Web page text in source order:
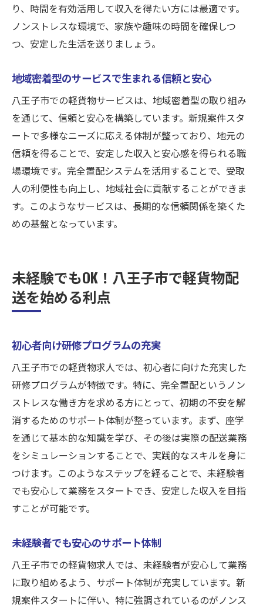
り、時間を有効活用して収入を得たい方には最適です。
ノンストレスな環境で、家族や趣味の時間を確保しつ
つ、安定した生活を送りましょう。
地域密着型のサービスで生まれる信頼と安心
八王子市での軽貨物サービスは、地域密着型の取り組み
を通じて、信頼と安心を構築しています。新規案件スタ
ートで多様なニーズに応える体制が整っており、地元の
信頼を得ることで、安定した収入と安心感を得られる職
場環境です。完全置配システムを活用することで、受取
人の利便性も向上し、地域社会に貢献することができま
す。このようなサービスは、長期的な信頼関係を築くた
めの基盤となっています。
未経験でもOK！八王子市で軽貨物配
送を始める利点
初心者向け研修プログラムの充実
八王子市での軽貨物求人では、初心者に向けた充実した
研修プログラムが特徴です。特に、完全置配というノン
ストレスな働き方を求める方にとって、初期の不安を解
消するためのサポート体制が整っています。まず、座学
を通じて基本的な知識を学び、その後は実際の配送業務
をシミュレーションすることで、実践的なスキルを身に
つけます。このようなステップを経ることで、未経験者
でも安心して業務をスタートでき、安定した収入を目指
すことが可能です。
未経験者でも安心のサポート体制
八王子市での軽貨物求人では、未経験者が安心して業務
に取り組めるよう、サポート体制が充実しています。新
規案件スタートに伴い、特に強調されているのがノンス